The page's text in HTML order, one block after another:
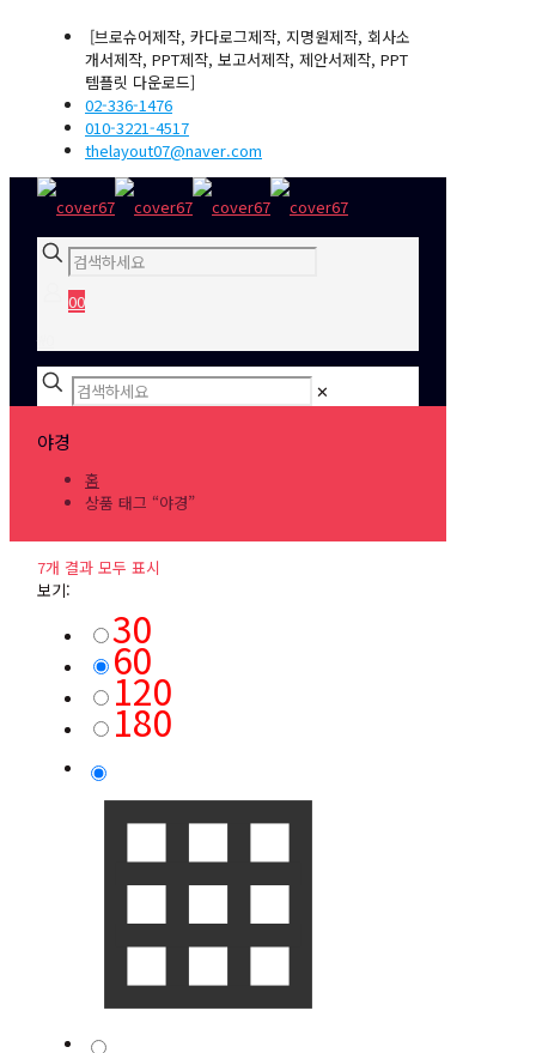
[브로슈어제작, 카다로그제작, 지명원제작, 회사소
개서제작, PPT제작, 보고서제작, 제안서제작, PPT
템플릿 다운로드]
02-336-1476
010-3221-4517
thelayout07@naver.com
00
✕
야경
홈
상품 태그 “야경”
7개 결과 모두 표시
보기:
30
60
120
180